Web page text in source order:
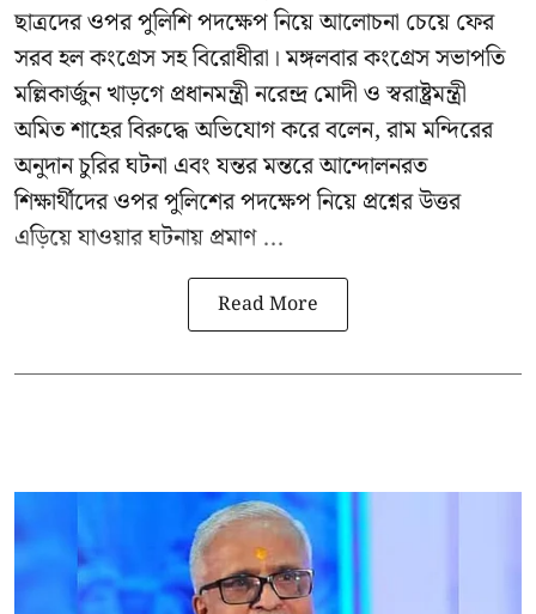
ছাত্রদের ওপর পুলিশি পদক্ষেপ নিয়ে আলোচনা চেয়ে ফের
সরব হল কংগ্রেস সহ বিরোধীরা। মঙ্গলবার কংগ্রেস সভাপতি
মল্লিকার্জুন খাড়গে প্রধানমন্ত্রী নরেন্দ্র মোদী ও স্বরাষ্ট্রমন্ত্রী
অমিত শাহের বিরুদ্ধে অভিযোগ করে বলেন, রাম মন্দিরের
অনুদান চুরির ঘটনা এবং যন্তর মন্তরে আন্দোলনরত
শিক্ষার্থীদের ওপর পুলিশের পদক্ষেপ নিয়ে প্রশ্নের উত্তর
এড়িয়ে যাওয়ার ঘটনায় প্রমাণ ...
Read More